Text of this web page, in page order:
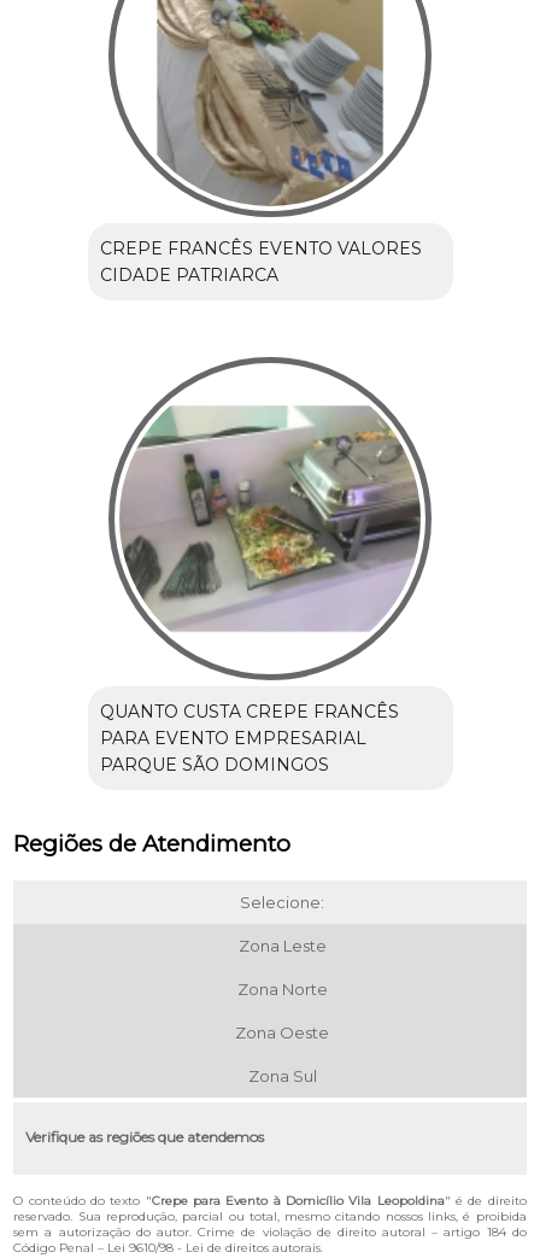
CREPE FRANCÊS EVENTO VALORES
CIDADE PATRIARCA
QUANTO CUSTA CREPE FRANCÊS
PARA EVENTO EMPRESARIAL
PARQUE SÃO DOMINGOS
Regiões de Atendimento
Selecione:
Zona Leste
Zona Norte
Zona Oeste
Zona Sul
Verifique as regiões que atendemos
O conteúdo do texto "Crepe para Evento à Domicílio Vila Leopoldina" é de direito
reservado. Sua reprodução, parcial ou total, mesmo citando nossos links, é proibida
sem a autorização do autor. Crime de violação de direito autoral – artigo 184 do
Código Penal – Lei 9610/98 - Lei de direitos autorais.